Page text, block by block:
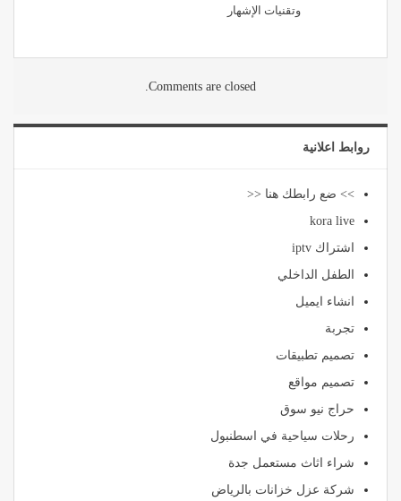
وتقنيات الإشهار
Comments are closed.
روابط اعلانية
>> ضع رابطك هنا <<
kora live
اشتراك iptv
الطفل الداخلي
انشاء ايميل
تجربة
تصميم تطبيقات
تصميم مواقع
حراج نيو سوق
رحلات سياحية في اسطنبول
شراء اثاث مستعمل جدة
شركة عزل خزانات بالرياض